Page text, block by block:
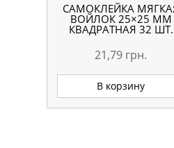
САМОКЛЕЙКА
ВОЙЛОК 25×25 ММ
КВАДРАТНАЯ 32 ШТ.
21,79 грн.
В корзину